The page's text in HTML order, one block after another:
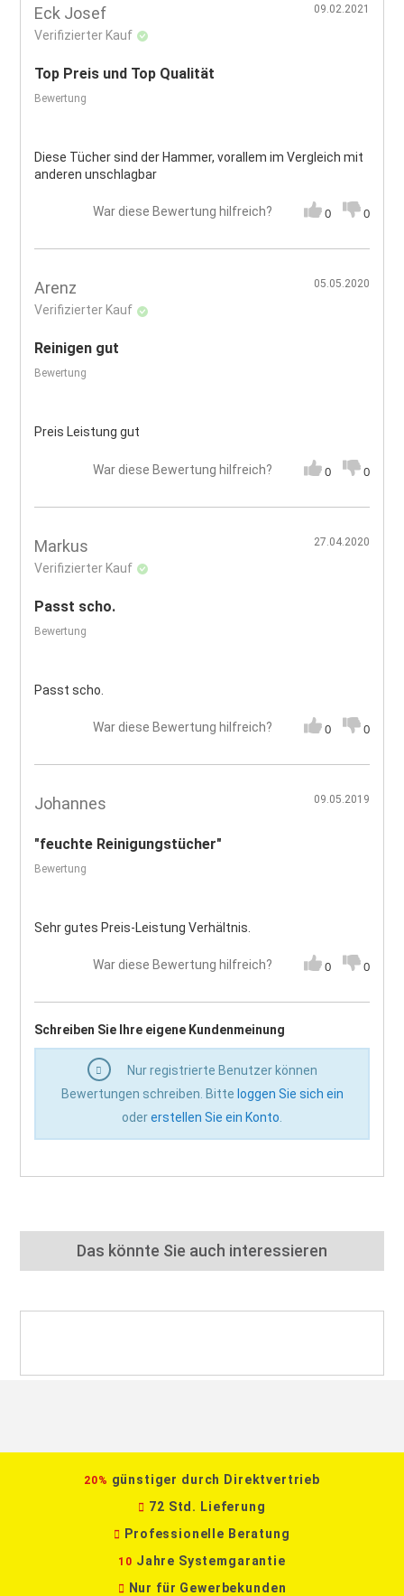
Eck Josef
Verifizierter Kauf
09.02.2021
Top Preis und Top Qualität
Bewertung
Diese Tücher sind der Hammer, vorallem im Vergleich mit
anderen unschlagbar
War diese Bewertung hilfreich? 0 0
Arenz
Verifizierter Kauf
05.05.2020
Reinigen gut
Bewertung
Preis Leistung gut
War diese Bewertung hilfreich? 0 0
Markus
Verifizierter Kauf
27.04.2020
Passt scho.
Bewertung
Passt scho.
War diese Bewertung hilfreich? 0 0
Johannes 09.05.2019
"feuchte Reinigungstücher"
Bewertung
Sehr gutes Preis-Leistung Verhältnis.
War diese Bewertung hilfreich? 0 0
Schreiben Sie Ihre eigene Kundenmeinung
Nur registrierte Benutzer können
Bewertungen schreiben. Bitte loggen Sie sich ein
odererstellen Sie ein Konto.
Das könnte Sie auch interessieren
20% günstiger durch Direktvertrieb
72 Std. Lieferung
Professionelle Beratung
10 Jahre Systemgarantie
Nur für Gewerbekunden